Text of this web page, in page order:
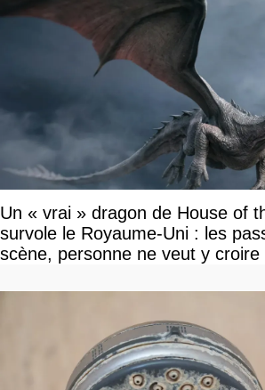
Un « vrai » dragon de House of
survole le Royaume-Uni : les
scène, personne ne veut y croire